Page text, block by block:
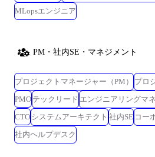
MLopsエンジニア
PM・社内SE・マネジメント
プロジェクトマネージャー（PM）
プロ
PMO テックリード エンジニアリングマ
CTO システムアーキテクト 社内SE コー
社内ヘルプデスク